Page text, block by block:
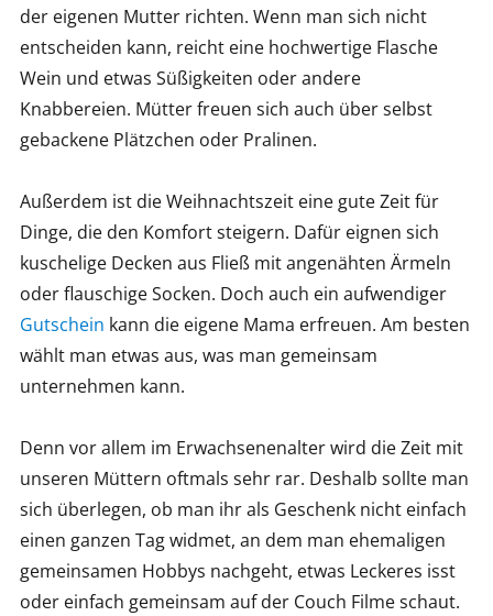
der eigenen Mutter richten. Wenn man sich nicht
entscheiden kann, reicht eine hochwertige Flasche
Wein und etwas Süßigkeiten oder andere
Knabbereien. Mütter freuen sich auch über selbst
gebackene Plätzchen oder Pralinen.
Außerdem ist die Weihnachtszeit eine gute Zeit für
Dinge, die den Komfort steigern. Dafür eignen sich
kuschelige Decken aus Fließ mit angenähten Ärmeln
oder flauschige Socken. Doch auch ein aufwendiger
Gutschein kann die eigene Mama erfreuen. Am besten
wählt man etwas aus, was man gemeinsam
unternehmen kann.
Denn vor allem im Erwachsenenalter wird die Zeit mit
unseren Müttern oftmals sehr rar. Deshalb sollte man
sich überlegen, ob man ihr als Geschenk nicht einfach
einen ganzen Tag widmet, an dem man ehemaligen
gemeinsamen Hobbys nachgeht, etwas Leckeres isst
oder einfach gemeinsam auf der Couch Filme schaut.